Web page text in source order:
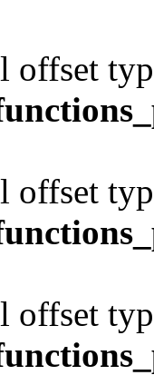
offset
offset
offset